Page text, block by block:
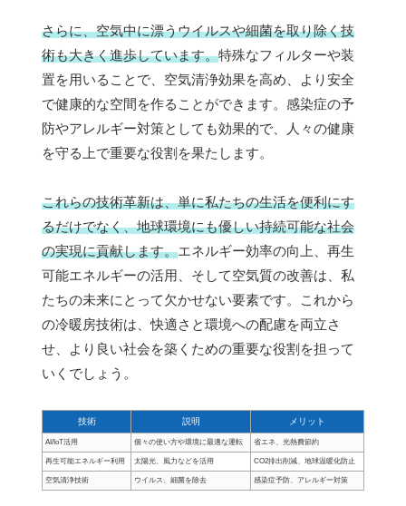
さらに、空気中に漂うウイルスや細菌を取り除く技
術も大きく進歩しています。特殊なフィルターや装
置を用いることで、空気清浄効果を高め、より安全
で健康的な空間を作ることができます。感染症の予
防やアレルギー対策としても効果的で、人々の健康
を守る上で重要な役割を果たします。
これらの技術革新は、単に私たちの生活を便利にす
るだけでなく、地球環境にも優しい持続可能な社会
の実現に貢献します。エネルギー効率の向上、再生
可能エネルギーの活用、そして空気質の改善は、私
たちの未来にとって欠かせない要素です。これから
の冷暖房技術は、快適さと環境への配慮を両立さ
せ、より良い社会を築くための重要な役割を担って
いくでしょう。
技術 説明 メリット
AI/IoT活用 個々の使い方や環境に最適な運転 省エネ、光熱費節約
再生可能エネルギー利用 太陽光、風力などを活用 CO2排出削減、地球温暖化防止
空気清浄技術 ウイルス、細菌を除去 感染症予防、アレルギー対策